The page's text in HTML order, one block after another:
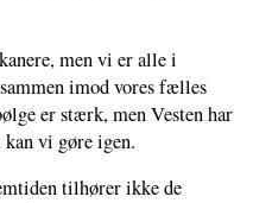
men vi er alle i
imod vores fælles
er stærk, men Vesten har
vi gøre igen.
tilhører ikke de